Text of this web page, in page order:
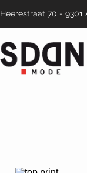
Heerestraat 70 - 9301